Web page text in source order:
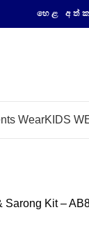
අත්කම් -
WearKIDS